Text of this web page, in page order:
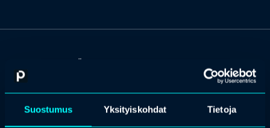
Suostumus Yksityiskohdat Tietoja
OTA YHTEYTTÄ
Keilaranta 1 A, 02150 Espoo
+358 (0)20 780 6220
asiakaspalvelu@professio.fi